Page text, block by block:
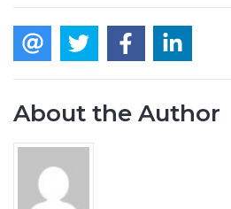
About the Author